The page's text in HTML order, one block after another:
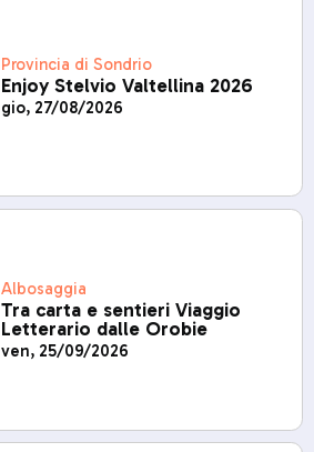
Provincia di Sondrio
Enjoy Stelvio Valtellina 2026
gio, 27/08/2026
Albosaggia
Tra carta e sentieri Viaggio
Letterario dalle Orobie
ven, 25/09/2026